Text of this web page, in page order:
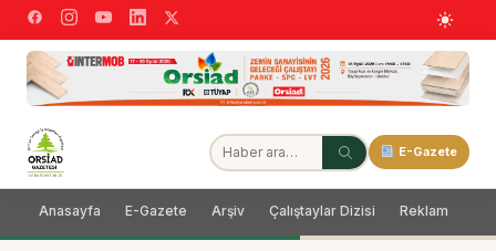
E-Gazete
Anasayfa E-Gazete Arşiv Çalıştaylar Dizisi Reklam